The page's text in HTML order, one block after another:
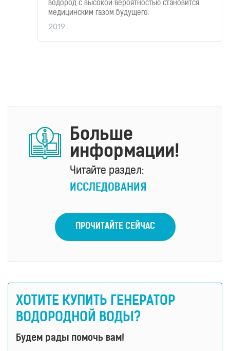
водород с высокой вероятностью становится
медицинским газом будущего.
2019
Больше
информации!
Читайте раздел:
ИССЛЕДОВАНИЯ
ПРОЧИТАЙТЕ СЕЙЧАС
ХОТИТЕ КУПИТЬ ГЕНЕРАТОР
ВОДОРОДНОЙ ВОДЫ?
Будем рады помочь вам!